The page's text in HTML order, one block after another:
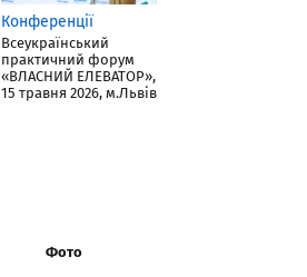
Конференції
Всеукраїнський
практичний форум
«ВЛАСНИЙ ЕЛЕВАТОР»,
15 травня 2026, м.Львів
Фото